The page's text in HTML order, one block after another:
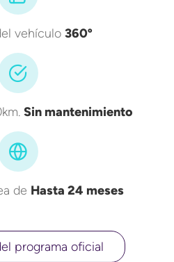
vehículo 360º
Sin mantenimiento
de Hasta 24 meses
programa oficial